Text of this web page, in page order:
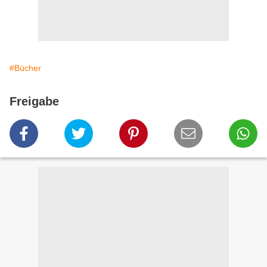
#Bücher
Freigabe